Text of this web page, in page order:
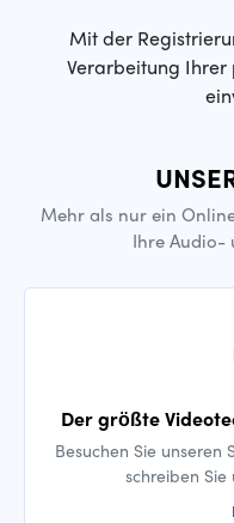
Mit der
Verarbeitung Ihrer
Mehr als nur ein
Ihre Audio-
Der größte
Besuchen Sie unseren
schreiben